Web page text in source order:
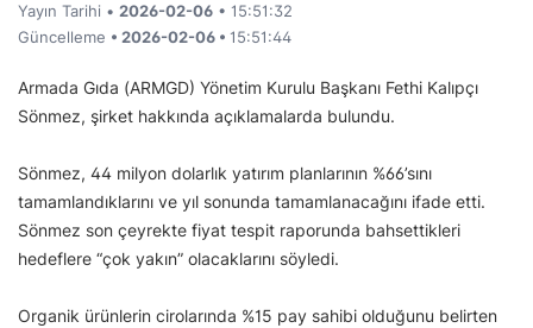
Yayın Tarihi • 2026-02-06 • 15:51:32
Güncelleme • 2026-02-06 • 15:51:44
Armada Gıda (ARMGD) Yönetim Kurulu Başkanı Fethi Kalıpçı
Sönmez, şirket hakkında açıklamalarda bulundu.
Sönmez, 44 milyon dolarlık yatırım planlarının %66’sını
tamamlandıklarını ve yıl sonunda tamamlanacağını ifade etti.
Sönmez son çeyrekte fiyat tespit raporunda bahsettikleri
hedeflere “çok yakın” olacaklarını söyledi.
Organik ürünlerin cirolarında %15 pay sahibi olduğunu belirten